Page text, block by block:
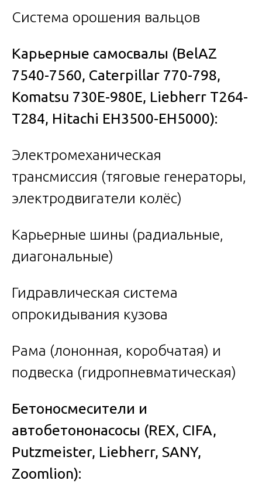
Система орошения вальцов
Карьерные самосвалы (BelAZ
7540-7560, Caterpillar 770-798,
Komatsu 730E-980E, Liebherr T264-
T284, Hitachi EH3500-EH5000):
Электромеханическая
трансмиссия (тяговые генераторы,
электродвигатели колёс)
Карьерные шины (радиальные,
диагональные)
Гидравлическая система
опрокидывания кузова
Рама (лононная, коробчатая) и
подвеска (гидропневматическая)
Бетоносмесители и
автобетононасосы (REX, CIFA,
Putzmeister, Liebherr, SANY,
Zoomlion):